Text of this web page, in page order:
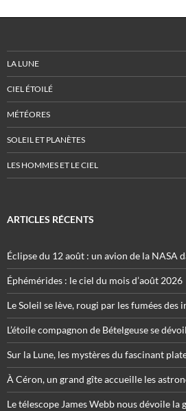
LA LUNE
CIEL ÉTOILÉ
MÉTÉORES
SOLEIL ET PLANÈTES
LES HOMMES ET LE CIEL
ARTICLES RÉCENTS
Éclipse du 12 août : un avion de la NASA
Éphémérides : le ciel du mois d’août 2026
Le Soleil se lève, rougi par les fumées des
L’étoile compagnon de Bételgeuse se
Sur la Lune, les mystères du fascinant
À Céron, un grand gîte accueille les
Le télescope James Webb nous dévoile la